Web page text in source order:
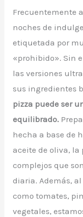
Frecuentemente
noches de
etiquetada por
«prohibido». Sin
las versiones
sus ingredientes
pizza puede ser
equilibrado.
hecha a base de
aceite de oliva, la
complejos que
diaria. Además,
como tomates,
vegetales,